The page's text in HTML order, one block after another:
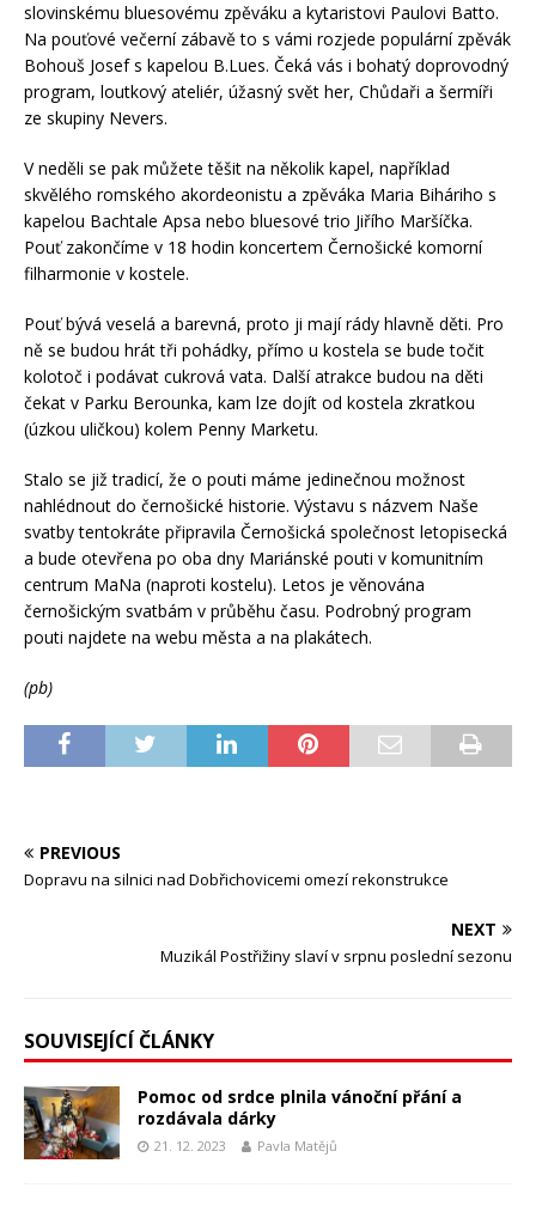
slovinskému bluesovému zpěváku a kytaristovi Paulovi Batto.
Na pouťové večerní zábavě to s vámi rozjede populární zpěvák
Bohouš Josef s kapelou B.Lues. Čeká vás i bohatý doprovodný
program, loutkový ateliér, úžasný svět her, Chůdaři a šermíři
ze skupiny Nevers.
V neděli se pak můžete těšit na několik kapel, například
skvělého romského akordeonistu a zpěváka Maria Biháriho s
kapelou Bachtale Apsa nebo bluesové trio Jiřího Maršíčka.
Pouť zakončíme v 18 hodin koncertem Černošické komorní
filharmonie v kostele.
Pouť bývá veselá a barevná, proto ji mají rády hlavně děti. Pro
ně se budou hrát tři pohádky, přímo u kostela se bude točit
kolotoč i podávat cukrová vata. Další atrakce budou na děti
čekat v Parku Berounka, kam lze dojít od kostela zkratkou
(úzkou uličkou) kolem Penny Marketu.
Stalo se již tradicí, že o pouti máme jedinečnou možnost
nahlédnout do černošické historie. Výstavu s názvem Naše
svatby tentokráte připravila Černošická společnost letopisecká
a bude otevřena po oba dny Mariánské pouti v komunitním
centrum MaNa (naproti kostelu). Letos je věnována
černošickým svatbám v průběhu času. Podrobný program
pouti najdete na webu města a na plakátech.
(pb)
PREVIOUS
Dopravu na silnici nad Dobřichovicemi omezí rekonstrukce
NEXT
Muzikál Postřižiny slaví v srpnu poslední sezonu
SOUVISEJÍCÍ ČLÁNKY
Pomoc od srdce plnila vánoční přání a
rozdávala dárky
21. 12. 2023 Pavla Matějů